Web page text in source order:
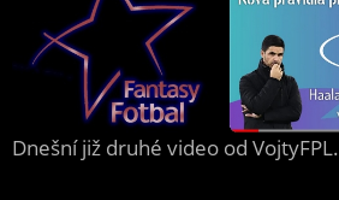
Dnešní již druhé video od VojtyFPL.